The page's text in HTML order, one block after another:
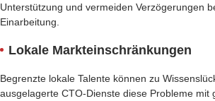
Unterstützung und vermeiden Verzögerungen
Einarbeitung.
Lokale Markteinschränkungen
Begrenzte lokale Talente können zu
ausgelagerte CTO-Dienste diese Probleme mit